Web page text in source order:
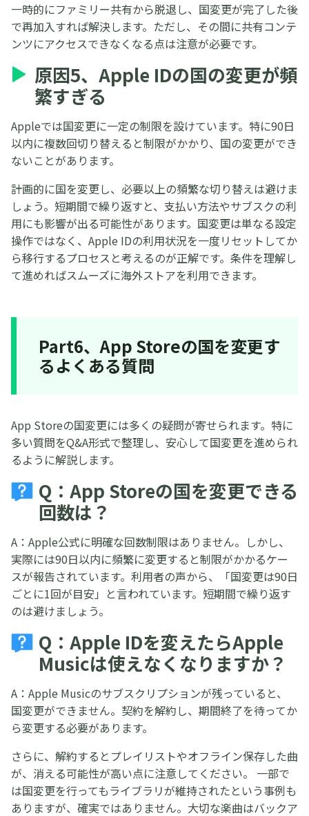
一時的にファミリー共有から脱退し、国変更が完了した後
で再加入すれば解決します。ただし、その間に共有コンテ
ンツにアクセスできなくなる点は注意が必要です。
原因5、Apple IDの国の変更が頻
繁すぎる
Appleでは国変更に一定の制限を設けています。特に90日
以内に複数回切り替えると制限がかかり、国の変更ができ
ないことがあります。
計画的に国を変更し、必要以上の頻繁な切り替えは避けま
しょう。短期間で繰り返すと、支払い方法やサブスクの利
用にも影響が出る可能性があります。国変更は単なる設定
操作ではなく、Apple IDの利用状況を一度リセットしてか
ら移行するプロセスと考えるのが正解です。条件を理解し
て進めればスムーズに海外ストアを利用できます。
Part6、App Storeの国を変更す
るよくある質問
App Storeの国変更には多くの疑問が寄せられます。特に
多い質問をQ&A形式で整理し、安心して国変更を進められ
るように解説します。
Q：App Storeの国を変更できる
回数は？
A：Apple公式に明確な回数制限はありません。しかし、
実際には90日以内に頻繁に変更すると制限がかかるケー
スが報告されています。利用者の声から、「国変更は90日
ごとに1回が目安」と言われています。短期間で繰り返す
のは避けましょう。
Q：Apple IDを変えたらApple
Musicは使えなくなりますか？
A：Apple Musicのサブスクリプションが残っていると、
国変更ができません。契約を解約し、期間終了を待ってか
ら変更する必要があります。
さらに、解約するとプレイリストやオフライン保存した曲
が、消える可能性が高い点に注意してください。 一部で
は国変更を行ってもライブラリが維持されたという事例も
ありますが、確実ではありません。大切な楽曲はバックア